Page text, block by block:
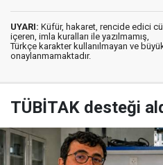
UYARI: Küfür, hakaret, rencide edici
içeren, imla kuralları ile yazılmamış,
Türkçe karakter kullanılmayan ve
onaylanmamaktadır.
TÜBİTAK desteği